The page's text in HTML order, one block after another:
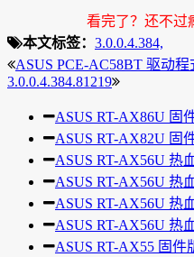
看完了？还不过
本文标签： 3.0.0.4.384,
ASUS PCE-AC58BT 驱动程
3.0.0.4.384.81219
ASUS RT-AX86U 固
ASUS RT-AX82U 固
ASUS RT-AX56U 热
ASUS RT-AX56U 热
ASUS RT-AX56U 热
ASUS RT-AX56U 热
ASUS RT-AX55 固件